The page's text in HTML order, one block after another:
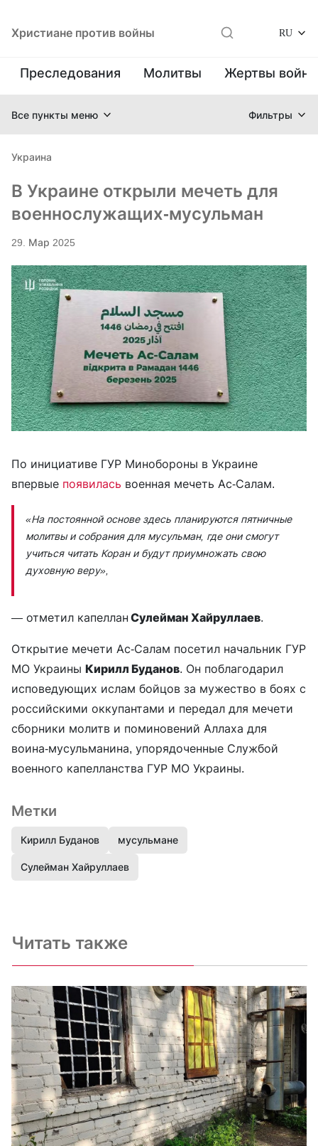
Христиане против войны RU
Преследования Молитвы Жертвы
Все пункты меню Фильтры
Украина
В Украине открыли мечеть для
военнослужащих-мусульман
29. Мар 2025
По инициативе ГУР Минобороны в Украине
впервые появилась военная мечеть Ас-Салам.
«На постоянной основе здесь планируются пятничные
молитвы и собрания для мусульман, где они смогут
учиться читать Коран и будут приумножать свою
духовную веру»,
— отметил капеллан Сулейман Хайруллаев.
Открытие мечети Ас-Салам посетил начальник ГУР
МО Украины Кирилл Буданов. Он поблагодарил
исповедующих ислам бойцов за мужество в боях с
российскими оккупантами и передал для мечети
сборники молитв и поминовений Аллаха для
воина-мусульманина, упорядоченные Службой
военного капелланства ГУР МО Украины.
Метки
Кирилл Буданов мусульмане
Сулейман Хайруллаев
Читать также